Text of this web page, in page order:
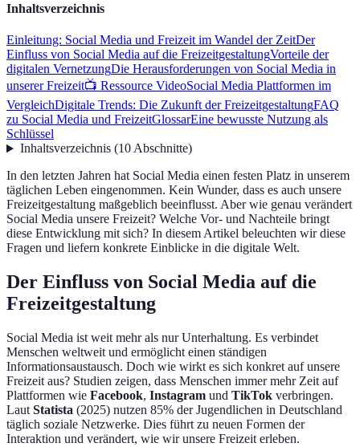
Inhaltsverzeichnis
Einleitung: Social Media und Freizeit im Wandel der ZeitDer
Einfluss von Social Media auf die FreizeitgestaltungVorteile der
digitalen VernetzungDie Herausforderungen von Social Media in
unserer Freizeit📺 Ressource VideoSocial Media Plattformen im
VergleichDigitale Trends: Die Zukunft der FreizeitgestaltungFAQ
zu Social Media und FreizeitGlossarEine bewusste Nutzung als
Schlüssel
Inhaltsverzeichnis(10Abschnitte)
In den letzten Jahren hat Social Media einen festen Platz in unserem
täglichen Leben eingenommen. Kein Wunder, dass es auch unsere
Freizeitgestaltung maßgeblich beeinflusst. Aber wie genau verändert
Social Media unsere Freizeit? Welche Vor- und Nachteile bringt
diese Entwicklung mit sich? In diesem Artikel beleuchten wir diese
Fragen und liefern konkrete Einblicke in die digitale Welt.
Der Einfluss von Social Media auf die
Freizeitgestaltung
Social Media ist weit mehr als nur Unterhaltung. Es verbindet
Menschen weltweit und ermöglicht einen ständigen
Informationsaustausch. Doch wie wirkt es sich konkret auf unsere
Freizeit aus? Studien zeigen, dass Menschen immer mehr Zeit auf
Plattformen wie Facebook, Instagram und TikTok verbringen.
Laut Statista (2025) nutzen 85% der Jugendlichen in Deutschland
täglich soziale Netzwerke. Dies führt zu neuen Formen der
Interaktion und verändert, wie wir unsere Freizeit erleben.